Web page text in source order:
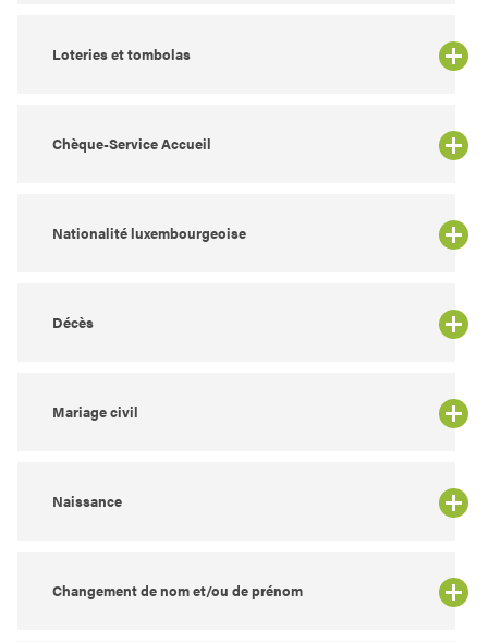
Loteries et tombolas
Chèque-Service Accueil
Nationalité luxembourgeoise
Décès
Mariage civil
Naissance
Changement de nom et/ou de prénom